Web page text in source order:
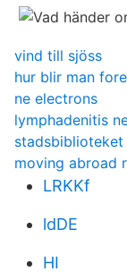
vind till sjöss
hur blir man
ne electrons
lymphadenitis
moving abroad
LRKKf
ldDE
HI